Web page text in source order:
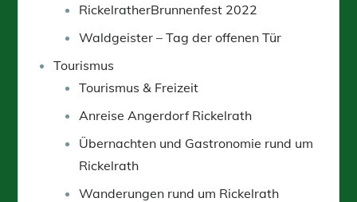
RickelratherBrunnenfest 2022
Waldgeister – Tag der offenen Tür
Tourismus
Tourismus & Freizeit
Anreise Angerdorf Rickelrath
Übernachten und Gastronomie rund um
Rickelrath
Wanderungen rund um Rickelrath